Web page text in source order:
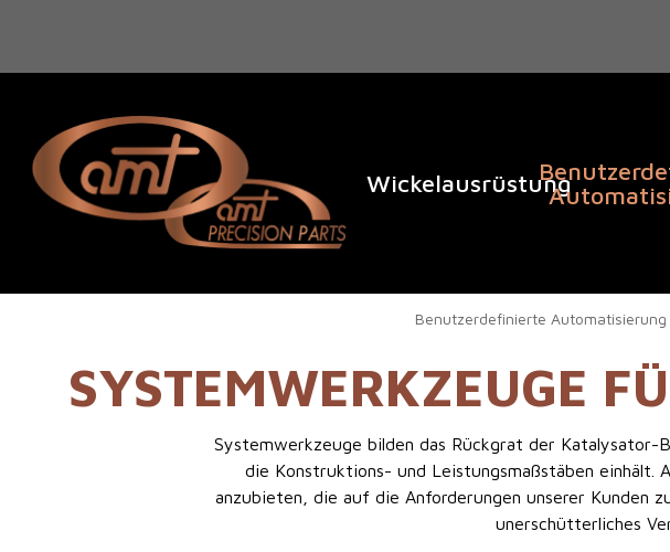
Wickelausrüstung
Benutzerdefinierte Automatisierung
SYSTEMWERKZEUGE
Systemwerkzeuge bilden das Rückgrat der Katalysator-
die Konstruktions- und Leistungsmaßstäben
anzubieten, die auf die Anforderungen unserer Kunden
unerschütterliches